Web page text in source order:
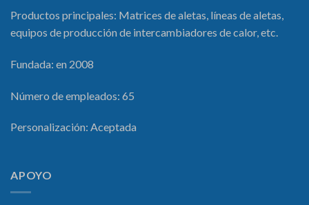
Productos principales: Matrices de aletas, líneas de aletas,
equipos de producción de intercambiadores de calor, etc.
Fundada: en 2008
Número de empleados: 65
Personalización: Aceptada
APOYO